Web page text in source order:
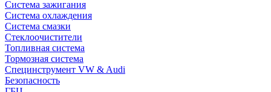
Система зажигания
Система охлаждения
Система смазки
Стеклоочистители
Топливная система
Тормозная система
Специнструмент VW & Audi
Безопасность